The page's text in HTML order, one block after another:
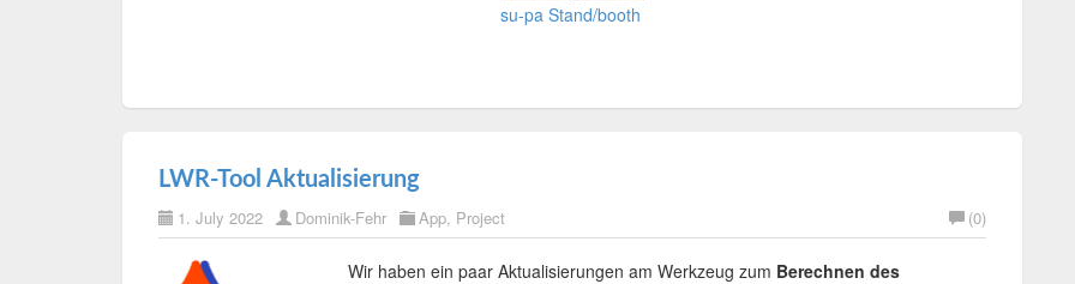
su-pa Stand/booth
LWR-Tool Aktualisierung
1. July 2022 Dominik-Fehr App, Project (0)
Wir haben ein paar Aktualisierungen am Werkzeug zum Berechnen des